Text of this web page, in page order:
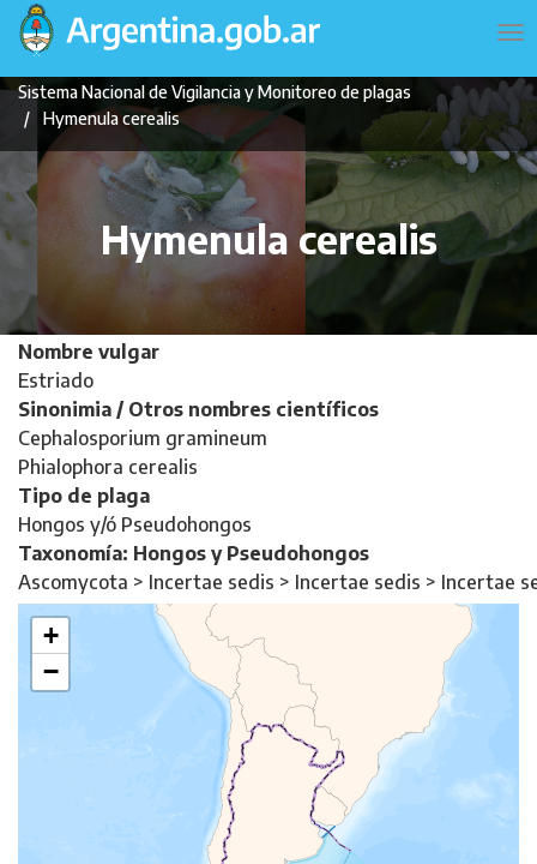
Pasar
contenido
principal
Navegación
principal
Sistema Nacional de Vigilancia y Monitoreo de plagas
Hymenula cerealis
Hymenula cerealis
Nombre vulgar
Estriado
Sinonimia / Otros nombres científicos
Cephalosporium gramineum
Phialophora cerealis
Tipo de plaga
Hongos y/ó Pseudohongos
Taxonomía: Hongos y Pseudohongos
Ascomycota > Incertae sedis > Incertae sedis > Incertae
+
−